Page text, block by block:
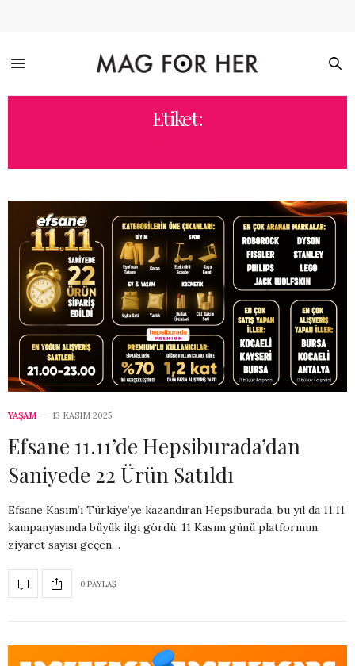
Etiket:
YAŞAM 13 KASIM 2025
Efsane 11.11’de Hepsiburada’dan
Saniyede 22 Ürün Satıldı
Efsane Kasım’ı Türkiye’ye kazandıran Hepsiburada, bu yıl da 11.11
kampanyasında büyük ilgi gördü. 11 Kasım günü platformun
ziyaret sayısı geçen…
0 PAYLAŞ